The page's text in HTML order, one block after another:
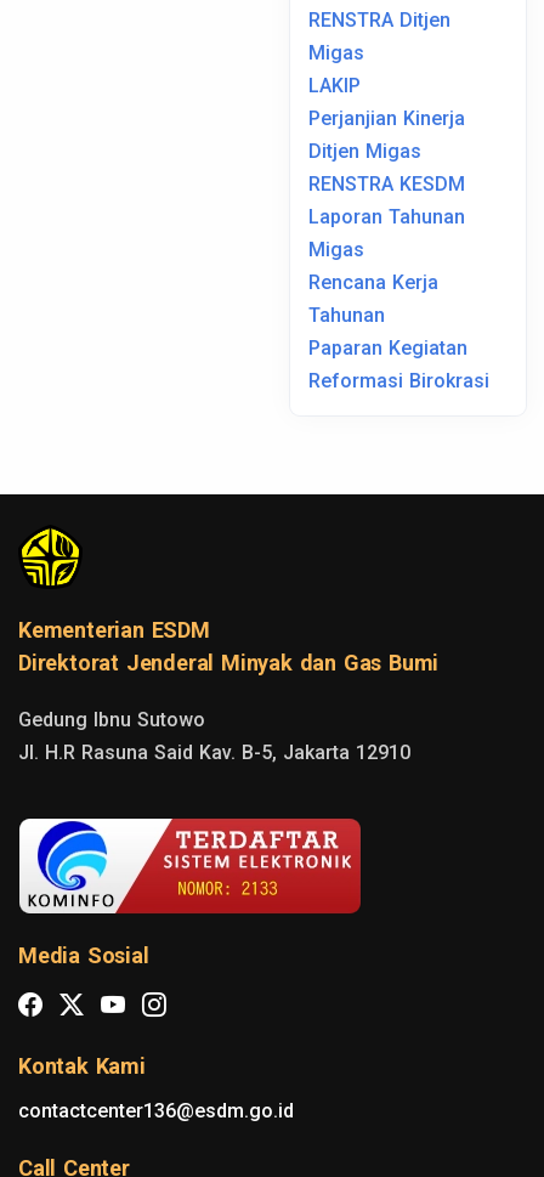
RENSTRA Ditjen
Migas
LAKIP
Perjanjian Kinerja
Ditjen Migas
RENSTRA KESDM
Laporan Tahunan
Migas
Rencana Kerja
Tahunan
Paparan Kegiatan
Reformasi Birokrasi
Kementerian ESDM
Direktorat Jenderal Minyak dan Gas Bumi
Gedung Ibnu Sutowo
Jl. H.R Rasuna Said Kav. B-5, Jakarta 12910
Media Sosial
Kontak Kami
contactcenter136@esdm.go.id
Call Center